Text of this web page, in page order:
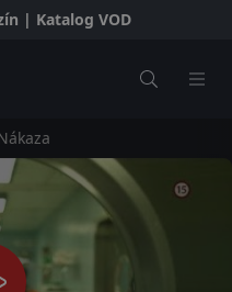
| Katalog VOD